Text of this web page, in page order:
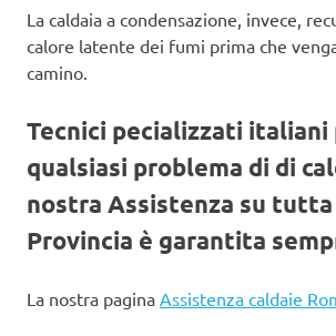
La caldaia a condensazione, invece,
calore latente dei fumi prima che
camino.
Tecnici pecializzati italiani
qualsiasi problema di di
nostra Assistenza su tutta
Provincia è garantita
La nostra pagina Assistenza caldaie